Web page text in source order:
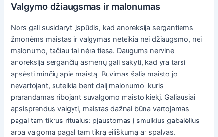
Valgymo džiaugsmas ir malonumas
Nors gali susidaryti įspūdis, kad anoreksija sergantiems
žmonėms maistas ir valgymas neteikia nei džiaugsmo, nei
malonumo, tačiau tai nėra tiesa. Dauguma nervine
anoreksija sergančių asmenų gali sakyti, kad yra tarsi
apsėsti minčių apie maistą. Buvimas šalia maisto jo
nevartojant, suteikia bent dalį malonumo, kuris
prarandamas ribojant suvalgomo maisto kiekį. Galiausiai
apsisprendus valgyti, maistas dažnai būna vartojamas
pagal tam tikrus ritualus: pjaustomas į smulkius gabalėlius
arba valgoma pagal tam tikrą eiliškumą ar spalvas.